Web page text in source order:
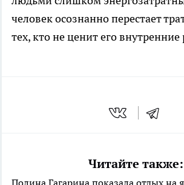
человек осознанно перестает
тех, кто не ценит его внутренние
Читайте также: